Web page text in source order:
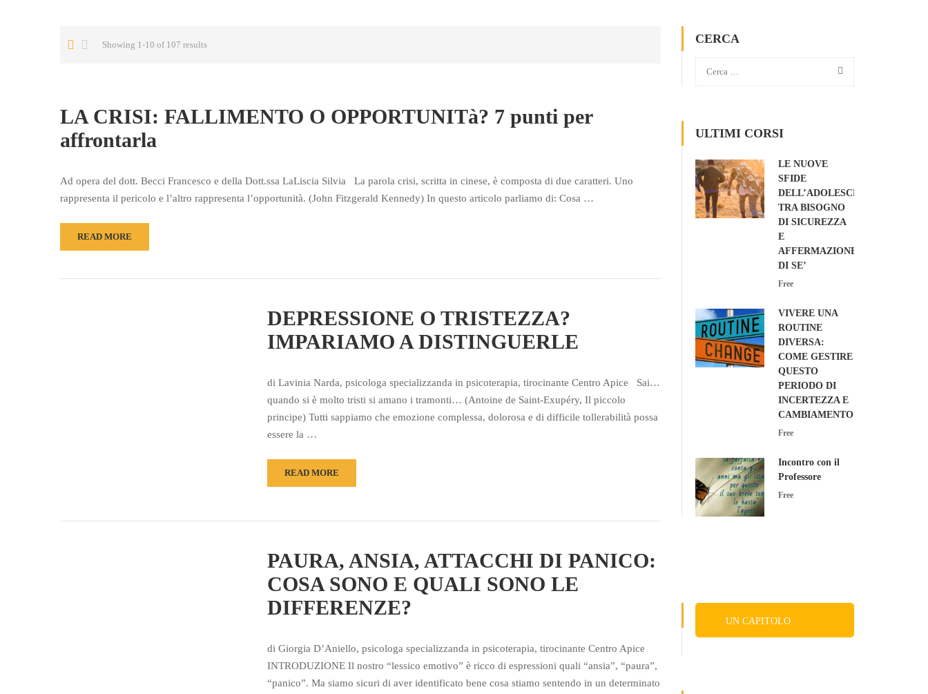
Showing 1-10 of 107 results
LA CRISI: FALLIMENTO O OPPORTUNITà? 7 punti per
affrontarla
Ad opera del dott. Becci Francesco e della Dott.ssa LaLiscia Silvia La parola crisi, scritta in cinese, è composta di due caratteri. Uno
rappresenta il pericolo e l’altro rappresenta l’opportunità. (John Fitzgerald Kennedy) In questo articolo parliamo di: Cosa …
READ MORE
DEPRESSIONE O TRISTEZZA?
IMPARIAMO A DISTINGUERLE
di Lavinia Narda, psicologa specializzanda in psicoterapia, tirocinante Centro Apice Sai…
quando si è molto tristi si amano i tramonti… (Antoine de Saint-Exupéry, Il piccolo
principe) Tutti sappiamo che emozione complessa, dolorosa e di difficile tollerabilità possa
essere la …
READ MORE
PAURA, ANSIA, ATTACCHI DI PANICO:
COSA SONO E QUALI SONO LE
DIFFERENZE?
di Giorgia D’Aniello, psicologa specializzanda in psicoterapia, tirocinante Centro Apice
INTRODUZIONE Il nostro “lessico emotivo” è ricco di espressioni quali “ansia”, “paura”,
“panico”. Ma siamo sicuri di aver identificato bene cosa stiamo sentendo in un determinato
CERCA
ULTIMI CORSI
LE NUOVE
SFIDE
DELL’ADOLESCENZA:
TRA BISOGNO
DI SICUREZZA
E
AFFERMAZIONE
DI SE’
Free
VIVERE UNA
ROUTINE
DIVERSA:
COME GESTIRE
QUESTO
PERIODO DI
INCERTEZZA E
CAMBIAMENTO
Free
Incontro con il
Professore
Free
UN CAPITOLO